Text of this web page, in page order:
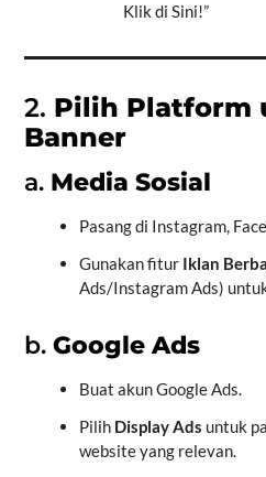
Klik di Sini!”
2. Pilih Platform
Banner
a. Media Sosial
Pasang di Instagram,
Gunakan fitur Iklan
Ads/Instagram Ads)
b. Google Ads
Buat akun Google Ads.
Pilih Display Ads untuk
website yang relevan.